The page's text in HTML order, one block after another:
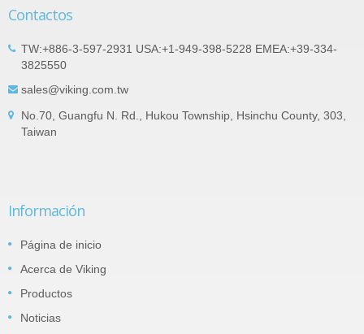
Contactos
TW:+886-3-597-2931 USA:+1-949-398-5228 EMEA:+39-334-
3825550
sales@viking.com.tw
No.70, Guangfu N. Rd., Hukou Township, Hsinchu County, 303,
Taiwan
Información
Página de inicio
Acerca de Viking
Productos
Noticias